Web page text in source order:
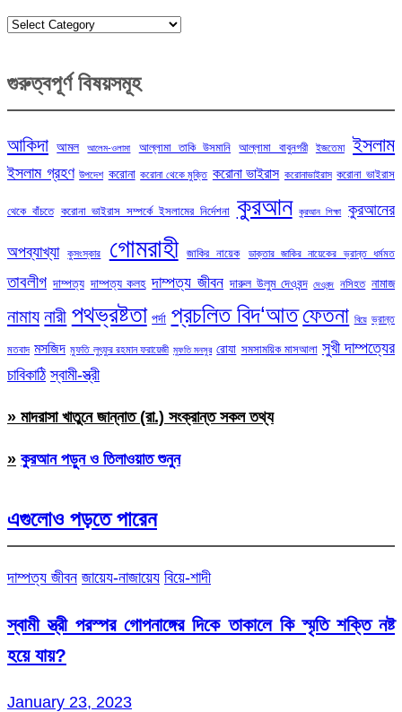
Categories
গুরুত্বপূর্ণ বিষয়সমূহ
আকিদা আমল আলেম-ওলামা আল্লামা তাকি উসমানি আল্লামা বাবুনগরী ইজতেমা ইসলাম
ইসলাম গ্রহণ উপদেশ করোনা করোনা থেকে মুক্তি করোনা ভাইরাস করোনাভাইরাস করোনা ভাইরাস
থেকে বাঁচতে করোনা ভাইরাস সম্পর্কে ইসলামের নির্দেশনা কুরআন কুরআন শিক্ষা কুরআনের
অপব্যাখ্যা কুসংস্কার গোমরাহী জাকির নায়েক ডাক্তার জাকির নায়েকের ভ্রান্ত ধর্মমত
তাবলীগ দাম্পত্য দাম্পত্য কলহ দাম্পত্য জীবন দারুল উলুম দেওবন্দ দেওবন্দ নসিহত নামাজ
নামায নারী পথভ্রষ্টতা পর্দা প্রচলিত বিদ‘আত ফেতনা বিয়ে ভ্রান্ত
মতবাদ মসজিদ মুফতি লুৎফুর রহমান ফরায়েজী মুফতি মনসুর রোযা সমসাময়িক মাসআলা সুখী দাম্পত্যের
চাবিকাঠি স্বামী-স্ত্রী
» মাদরাসা খাতুনে জান্নাত (রা.) সংক্রান্ত সকল তথ্য
» কুরআন পড়ুন ও তিলাওয়াত শুনুন
এগুলোও পড়তে পারেন
দাম্পত্য জীবন জায়েয-নাজায়েয বিয়ে-শাদী
স্বামী স্ত্রী পরস্পর গোপনাঙ্গের দিকে তাকালে কি স্মৃতি শক্তি নষ্ট
হয়ে যায়?
January 23, 2023